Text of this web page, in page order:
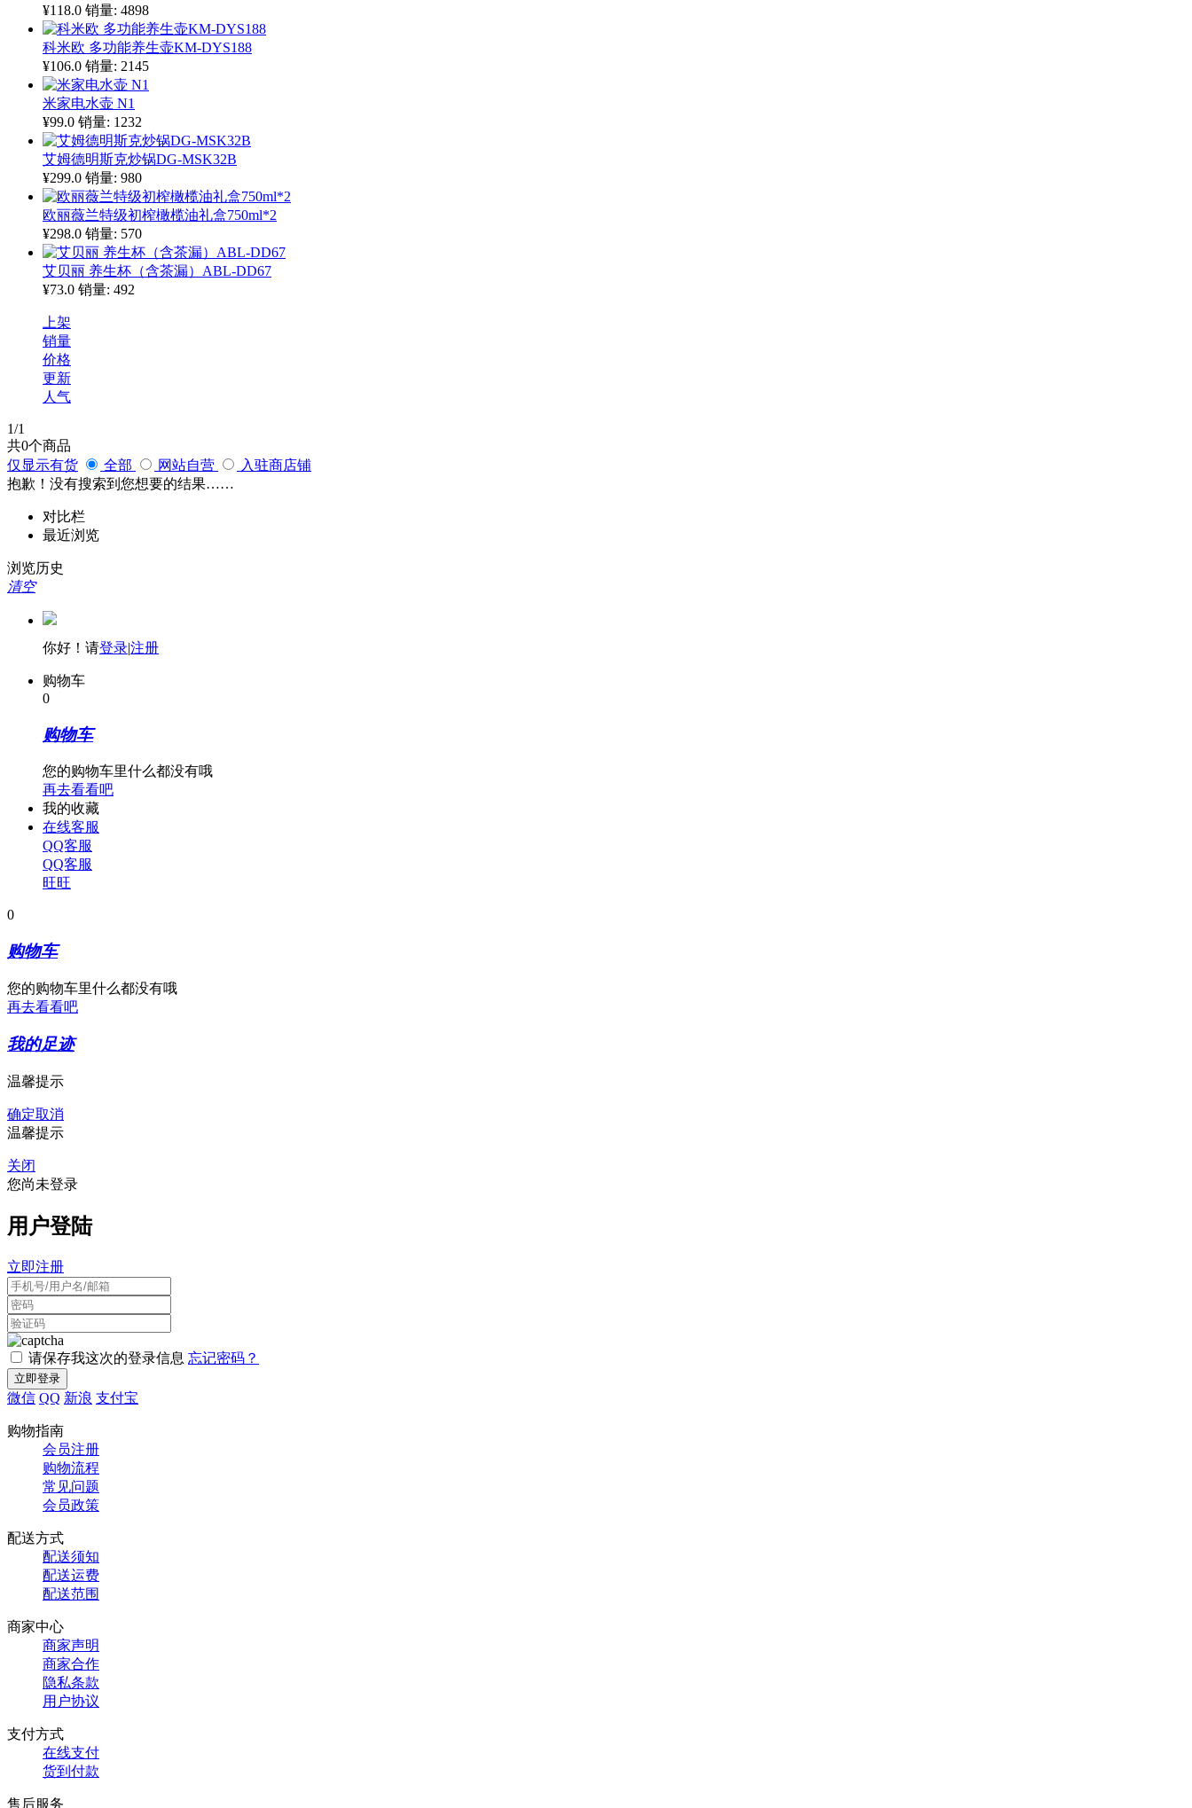
¥118.0 销量: 4898
科米欧 多功能养生壶KM-DYS188
¥106.0 销量: 2145
米家电水壶 N1
¥99.0 销量: 1232
艾姆德明斯克炒锅DG-MSK32B
¥299.0 销量: 980
欧丽薇兰特级初榨橄榄油礼盒750ml*2
¥298.0 销量: 570
艾贝丽 养生杯（含茶漏）ABL-DD67
¥73.0 销量: 492
上架
销量
价格
更新
人气
1/1
共0个商品
仅显示有货
全部 网站自营
入驻商店铺
抱歉！没有搜索到您想要的结果……
对比栏
最近浏览
浏览历史
清空
你好！请登录|注册
购物车
0
购物车
您的购物车里什么都没有哦
再去看看吧
我的收藏
在线客服
QQ客服
QQ客服
旺旺
0
购物车
您的购物车里什么都没有哦
再去看看吧
我的足迹
温馨提示
确定取消
温馨提示
关闭
您尚未登录
用户登陆
立即注册
请保存我这次的登录信息 忘记密码？
微信 QQ 新浪 支付宝
购物指南
会员注册
购物流程
常见问题
会员政策
配送方式
配送须知
配送运费
配送范围
商家中心
商家声明
商家合作
隐私条款
用户协议
支付方式
在线支付
货到付款
售后服务